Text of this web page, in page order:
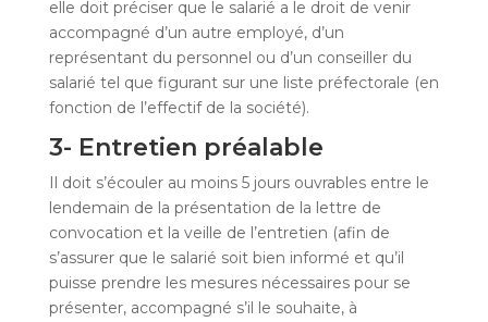
elle doit préciser que le salarié a le droit de venir
accompagné d’un autre employé, d’un
représentant du personnel ou d’un conseiller du
salarié tel que figurant sur une liste préfectorale (en
fonction de l’effectif de la société).
3- Entretien préalable
Il doit s’écouler au moins 5 jours ouvrables entre le
lendemain de la présentation de la lettre de
convocation et la veille de l’entretien (afin de
s’assurer que le salarié soit bien informé et qu’il
puisse prendre les mesures nécessaires pour se
présenter, accompagné s’il le souhaite, à